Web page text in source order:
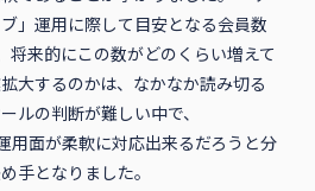
」運用に際して目安となる会員数
将来的にこの数がどのくらい増えて
大するのかは、なかなか読み切る
ルの判断が難しい中で、
用面が柔軟に対応出来るだろうと分
手となりました。